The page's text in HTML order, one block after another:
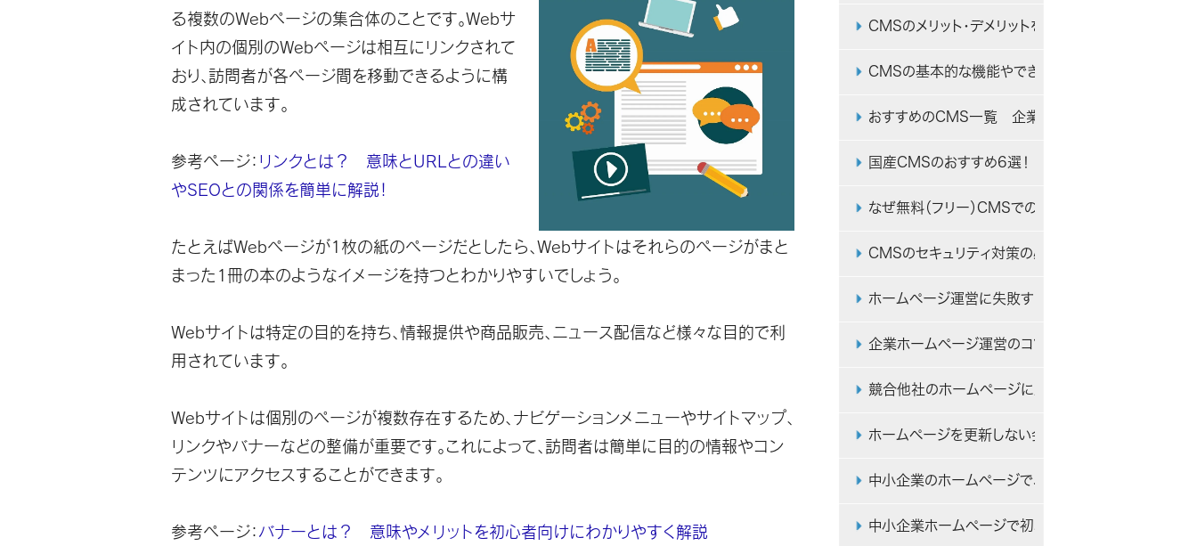
る複数のWebページの集合体のことです。Webサ
イト内の個別のWebページは相互にリンクされて
おり、訪問者が各ページ間を移動できるように構
成されています。
参考ページ： リンクとは？ 意味とURLとの違い
やSEOとの関係を簡単に解説！
たとえばWebページが1枚の紙のページだとしたら、Webサイトはそれらのページがまと
まった1冊の本のようなイメージを持つとわかりやすいでしょう。
Webサイトは特定の目的を持ち、情報提供や商品販売、ニュース配信など様々な目的で利
用されています。
Webサイトは個別のページが複数存在するため、ナビゲーションメニューやサイトマップ、
リンクやバナーなどの整備が重要です。これによって、訪問者は簡単に目的の情報やコン
テンツにアクセスすることができます。
参考ページ： バナーとは？ 意味やメリットを初心者向けにわかりやすく解説
CMSのメリット・デメリットを初心者向けに解説
CMSの基本的な機能やできることをWebサイトの初
おすすめのCMS一覧 企業ホームページ制作時の比
国産CMSのおすすめ6選！ 日本製CMSのメリットや
なぜ無料（フリー）CMSでのホームページ作成は、中
CMSのセキュリティ対策の必要性と脆弱性（リスク）
ホームページ運営に失敗する中小企業に共通してい
企業ホームページ運営のコツは「訪問者は自社を知ら
競合他社のホームページに勝つ方法・対策と、差別化
ホームページを更新しない会社はなぜ成果を出せな
中小企業のホームページで、おしゃれなデザインや見
中小企業ホームページで初心者が過大評価・過小評